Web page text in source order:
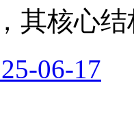
其核心
06-17